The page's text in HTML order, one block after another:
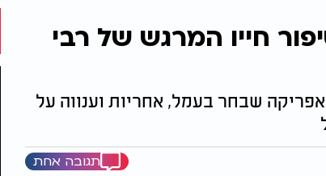
חייו המרגש של רבי
אפריקה שבחר בעמל, אחריות וענווה על
תגובה אחת